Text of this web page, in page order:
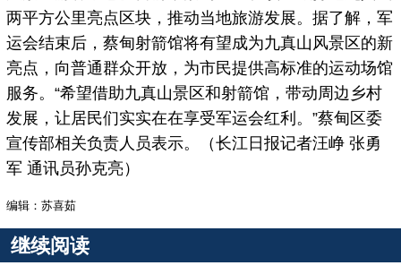
两平方公里亮点区块，推动当地旅游发展。据了解，军
运会结束后，蔡甸射箭馆将有望成为九真山风景区的新
亮点，向普通群众开放，为市民提供高标准的运动场馆
服务。“希望借助九真山景区和射箭馆，带动周边乡村
发展，让居民们实实在在享受军运会红利。”蔡甸区委
宣传部相关负责人员表示。（长江日报记者汪峥 张勇
军 通讯员孙克亮）
编辑：苏喜茹
继续阅读